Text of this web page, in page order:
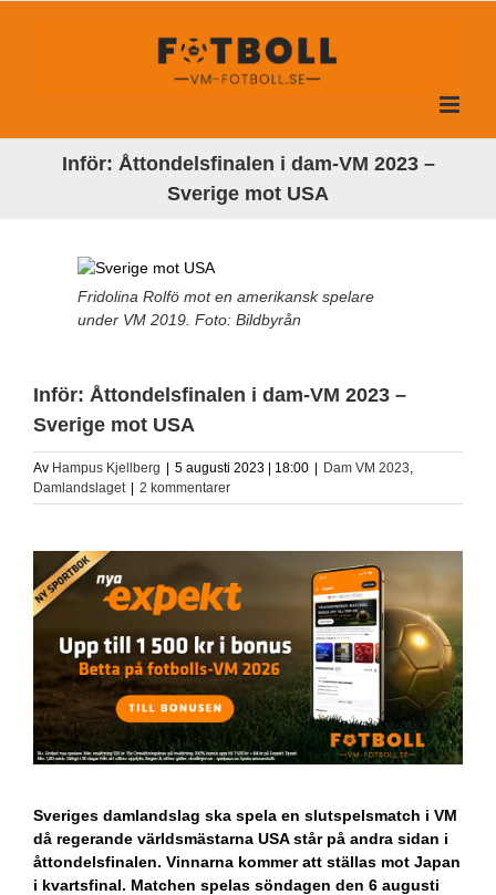
Inför: Åttondelsfinalen i dam-VM 2023 –
Sverige mot USA
Fridolina Rolfö mot en amerikansk spelare
under VM 2019. Foto: Bildbyrån
Inför: Åttondelsfinalen i dam-VM 2023 –
Sverige mot USA
Av Hampus Kjellberg | 5 augusti 2023 | 18:00 | Dam VM 2023,
Damlandslaget | 2 kommentarer
Sveriges damlandslag ska spela en slutspelsmatch i VM
då regerande världsmästarna USA står på andra sidan i
åttondelsfinalen. Vinnarna kommer att ställas mot Japan
i kvartsfinal. Matchen spelas söndagen den 6 augusti